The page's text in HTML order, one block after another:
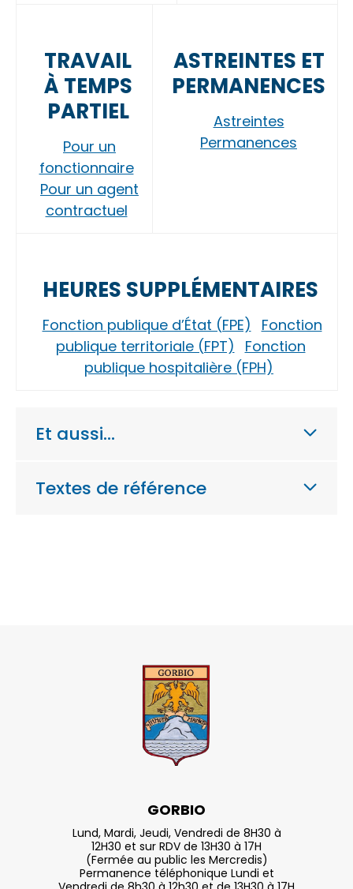
TRAVAIL
À TEMPS
PARTIEL
Pour un
fonctionnaire
Pour un agent
contractuel
ASTREINTES ET
PERMANENCES
Astreintes
Permanences
HEURES SUPPLÉMENTAIRES
Fonction publique d’État (FPE)
Fonction
publique territoriale (FPT)
Fonction
publique hospitalière (FPH)
Et aussi…
Textes de référence
GORBIO
Lund, Mardi, Jeudi, Vendredi de 8H30 à
12H30 et sur RDV de 13H30 à 17H
(Fermée au public les Mercredis)
Permanence téléphonique Lundi et